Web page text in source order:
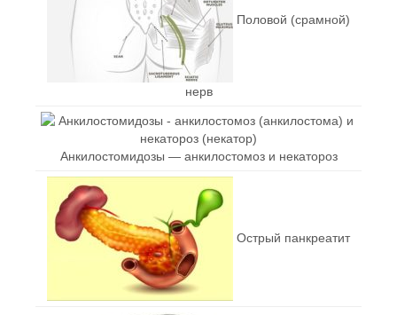
Половой (срамной)
нерв
Анкилостомидозы — анкилостомоз и некатороз
Острый панкреатит